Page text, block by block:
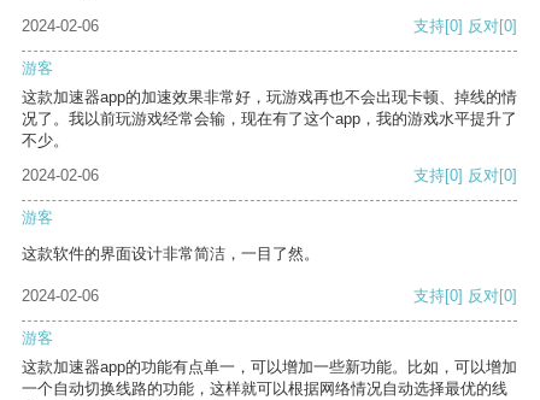
2024-02-06 支持[0] 反对[0]
游客
这款加速器app的加速效果非常好，玩游戏再也不会出现卡顿、掉线的情
况了。我以前玩游戏经常会输，现在有了这个app，我的游戏水平提升了
不少。
2024-02-06
支持[0] 反对[0]
游客
这款软件的界面设计非常简洁，一目了然。
2024-02-06 支持[0] 反对[0]
游客
这款加速器app的功能有点单一，可以增加一些新功能。比如，可以增加
一个自动切换线路的功能，这样就可以根据网络情况自动选择最优的线